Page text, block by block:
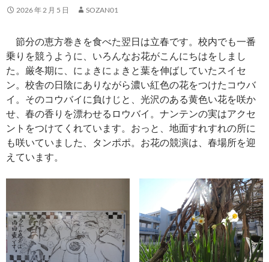
2026 年 2 月 5 日 SOZAN01
節分の恵方巻きを食べた翌日は立春です。校内でも一番
乗りを競うように、いろんなお花がこんにちはをしまし
た。厳冬期に、にょきにょきと葉を伸ばしていたスイセ
ン。校舎の日陰にありながら濃い紅色の花をつけたコウバ
イ。そのコウバイに負けじと、光沢のある黄色い花を咲か
せ、春の香りを漂わせるロウバイ。ナンテンの実はアクセ
ントをつけてくれています。おっと、地面すれすれの所に
も咲いていました、タンポポ。お花の競演は、春場所を迎
えています。